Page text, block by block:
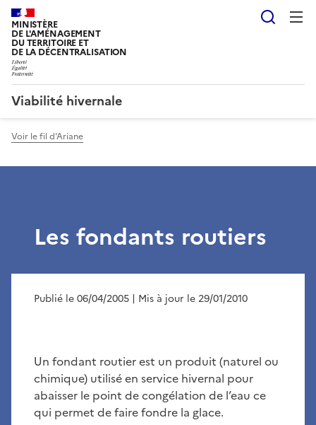
MINISTÈRE
DE L'AMÉNAGEMENT
DU TERRITOIRE ET
DE LA DÉCENTRALISATION
Viabilité hivernale
Voir le fil d'Ariane
Les fondants routiers
Publié le 06/04/2005 | Mis à jour le 29/01/2010
Un fondant routier est un produit (naturel ou
chimique) utilisé en service hivernal pour
abaisser le point de congélation de l’eau ce
qui permet de faire fondre la glace.